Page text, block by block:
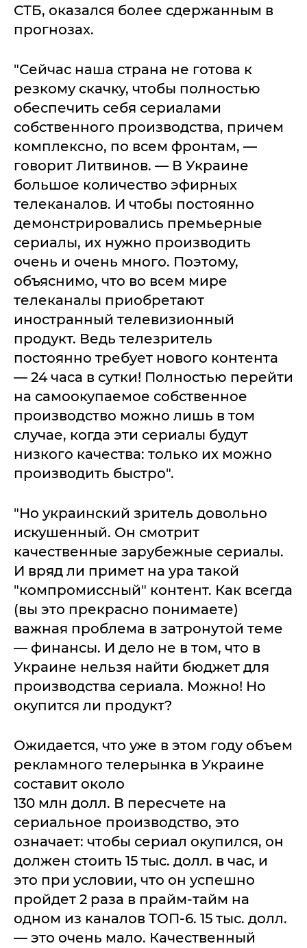
СТБ, оказался более сдержанным в
прогнозах.
"Сейчас наша страна не готова к
резкому скачку, чтобы полностью
обеспечить себя сериалами
собственного производства, причем
комплексно, по всем фронтам, —
говорит Литвинов. — В Украине
большое количество эфирных
телеканалов. И чтобы постоянно
демонстрировались премьерные
сериалы, их нужно производить
очень и очень много. Поэтому,
объяснимо, что во всем мире
телеканалы приобретают
иностранный телевизионный
продукт. Ведь телезритель
постоянно требует нового контента
— 24 часа в сутки! Полностью перейти
на самоокупаемое собственное
производство можно лишь в том
случае, когда эти сериалы будут
низкого качества: только их можно
производить быстро".
"Но украинский зритель довольно
искушенный. Он смотрит
качественные зарубежные сериалы.
И вряд ли примет на ура такой
"компромиссный" контент. Как всегда
(вы это прекрасно понимаете)
важная проблема в затронутой теме
— финансы. И дело не в том, что в
Украине нельзя найти бюджет для
производства сериала. Можно! Но
окупится ли продукт?
Ожидается, что уже в этом году объем
рекламного телерынка в Украине
составит около
130 млн долл. В пересчете на
сериальное производство, это
означает: чтобы сериал окупился, он
должен стоить 15 тыс. долл. в час, и
это при условии, что он успешно
пройдет 2 раза в прайм-тайм на
одном из каналов ТОП-6. 15 тыс. долл.
— это очень мало. Качественный